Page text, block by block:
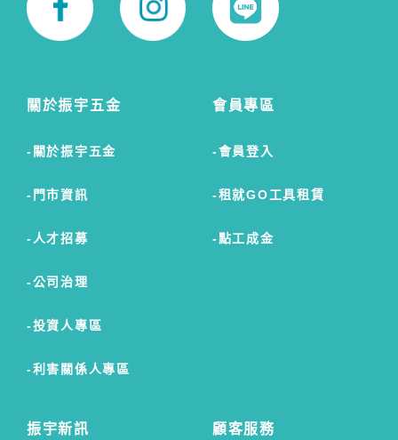
關於振宇五金
關於振宇五金
門市資訊
人才招募
公司治理
投資人專區
利害關係人專區
會員專區
會員登入
租就GO工具租賃
點工成金
振宇新訊 顧客服務